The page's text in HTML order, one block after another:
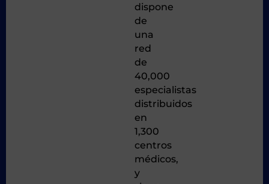
dispone
de
una
red
de
40,000
especialistas
distribuidos
en
1,300
centros
médicos,
y